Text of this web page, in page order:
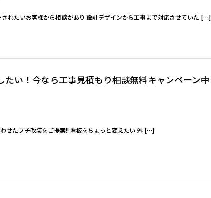
されたいお客様から相談があり 設計デザインから工事まで対応させていた […]
い！今なら工事見積もり相談無料キャンペーン中
せたプチ改装をご提案!! 看板をちょっと変えたい 外 […]